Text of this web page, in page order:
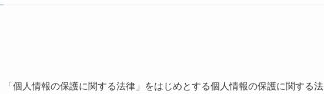
個人情報の保護に関する法律」をはじめとする個人情報の保護に関する法